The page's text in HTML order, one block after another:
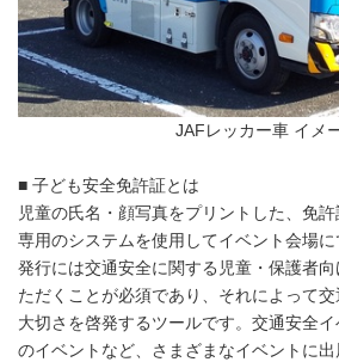
JAFレッカー車 イメ
■ 子ども安全免許証とは
児童の氏名・顔写真をプリントした、免許
専用のシステムを使用してイベント会場に
発行には交通安全に関する児童・保護者
ただくことが必須であり、それによって
大切さを啓発するツールです。交通安全
のイベントなど、さまざまなイベントに出